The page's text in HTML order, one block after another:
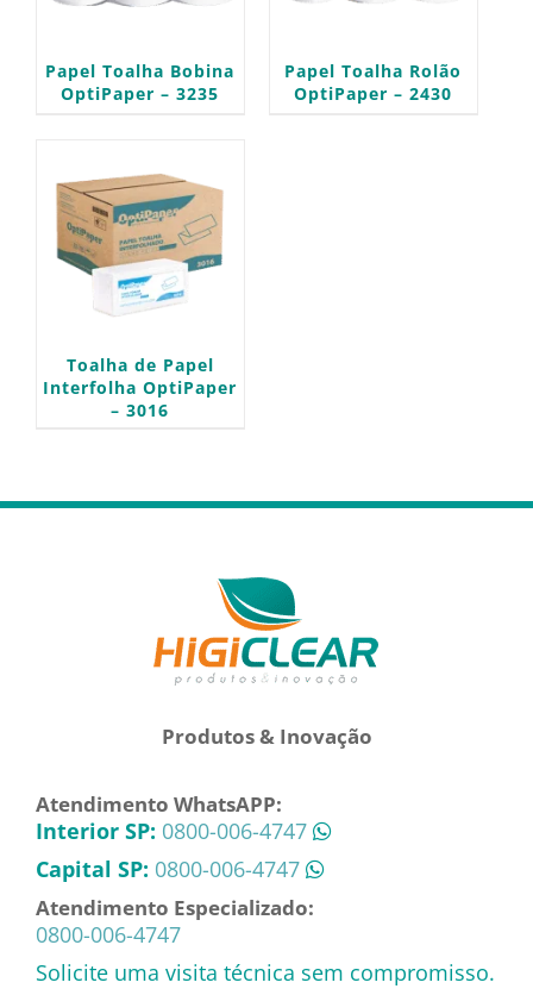
Papel Toalha Bobina
OptiPaper – 3235
Papel Toalha Rolão
OptiPaper – 2430
Toalha de Papel
Interfolha OptiPaper
– 3016
Produtos & Inovação
Atendimento WhatsAPP:
Interior SP: 0800-006-4747
Capital SP: 0800-006-4747
Atendimento Especializado:
0800-006-4747
Solicite uma visita técnica sem compromisso.